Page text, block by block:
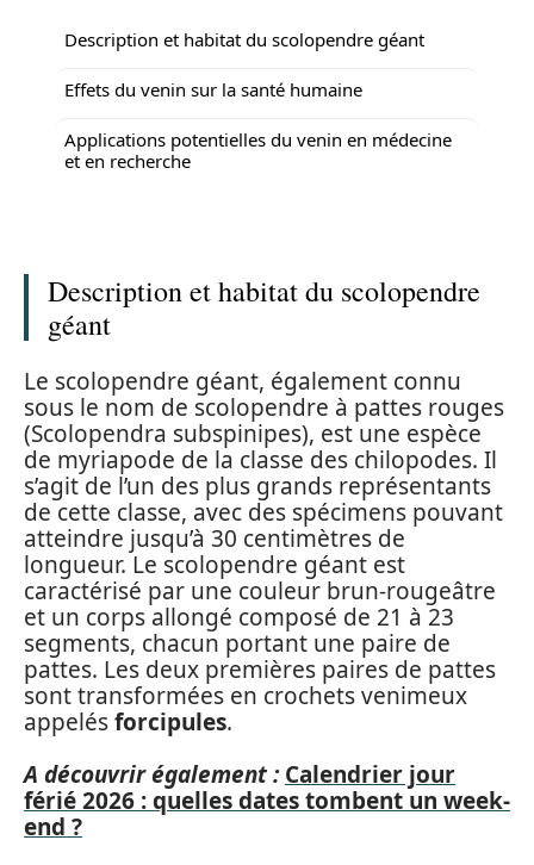
Description et habitat du scolopendre géant
Effets du venin sur la santé humaine
Applications potentielles du venin en médecine
et en recherche
Description et habitat du scolopendre
géant
Le scolopendre géant, également connu
sous le nom de scolopendre à pattes rouges
(Scolopendra subspinipes), est une espèce
de myriapode de la classe des chilopodes. Il
s’agit de l’un des plus grands représentants
de cette classe, avec des spécimens pouvant
atteindre jusqu’à 30 centimètres de
longueur. Le scolopendre géant est
caractérisé par une couleur brun-rougeâtre
et un corps allongé composé de 21 à 23
segments, chacun portant une paire de
pattes. Les deux premières paires de pattes
sont transformées en crochets venimeux
appelésforcipules.
A découvrir également : Calendrier jour
férié 2026 : quelles dates tombent un week-
end ?